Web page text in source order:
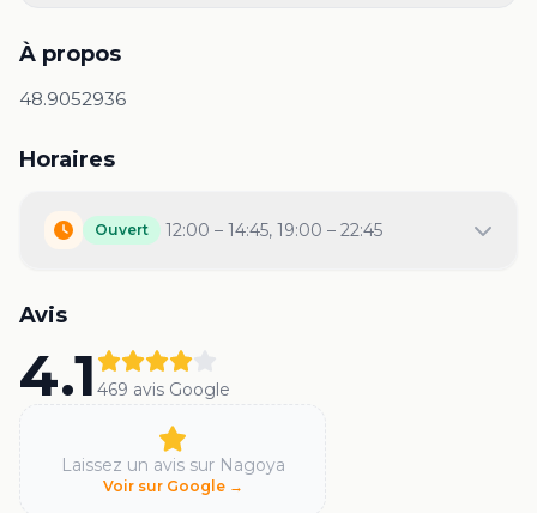
À propos
48.9052936
Horaires
Ouvert 12:00 – 14:45, 19:00 – 22:45
Avis
4.1 469 avis Google
Laissez un avis sur Nagoya
Voir sur Google →